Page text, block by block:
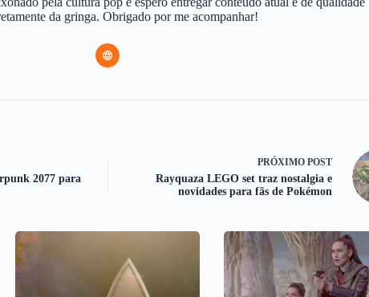
da gringa. Obrigado por me acompanhar!
2077 para
PRÓXIMO POST
Rayquaza LEGO set traz nostalgia e
novidades para fãs de Pokémon